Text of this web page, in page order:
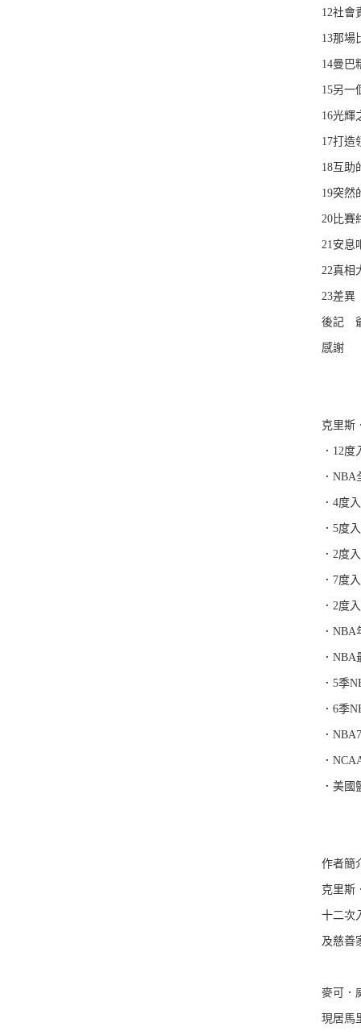
12社會
13那場
14曼巴
15另一
16光輝
17打造
18互助
19突然
20比賽
21安息
22真相
23差異
後記
感謝
克里斯
．12
．
．4度
．5度
．2度
．7度
．2度
．
．
．5季
．6季
．
．
．美
作者簡
克里斯
十二次
及慈善
麥可．
現居馬